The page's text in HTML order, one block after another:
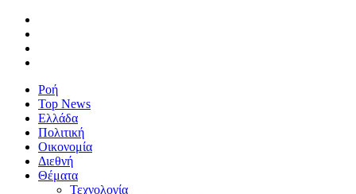
Ροή
Top News
Ελλάδα
Πολιτική
Οικονομία
Διεθνή
Θέματα
Τεχνολογία